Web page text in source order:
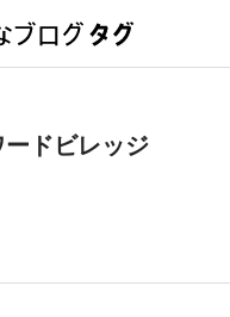
ドビレッジ